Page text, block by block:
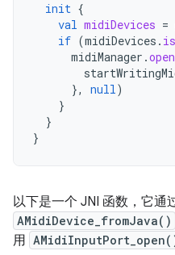
init {
val midiDevices =
if (midiDevices .
midiManager .
},
null)
}
}
}
以下是一个 JNI 函数，它通
AMidiDevice_fromJava()
用